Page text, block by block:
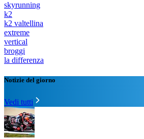
skyrunning
k2
k2 valtellina
extreme
vertical
broggi
la differenza
Notizie del giorno
Vedi tutti